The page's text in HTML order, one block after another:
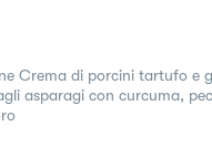
Crema di porcini tartufo e
asparagi con curcuma,